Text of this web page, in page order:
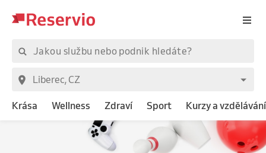
Krása Wellness Zdraví Sport Kurzy a vzdělávání